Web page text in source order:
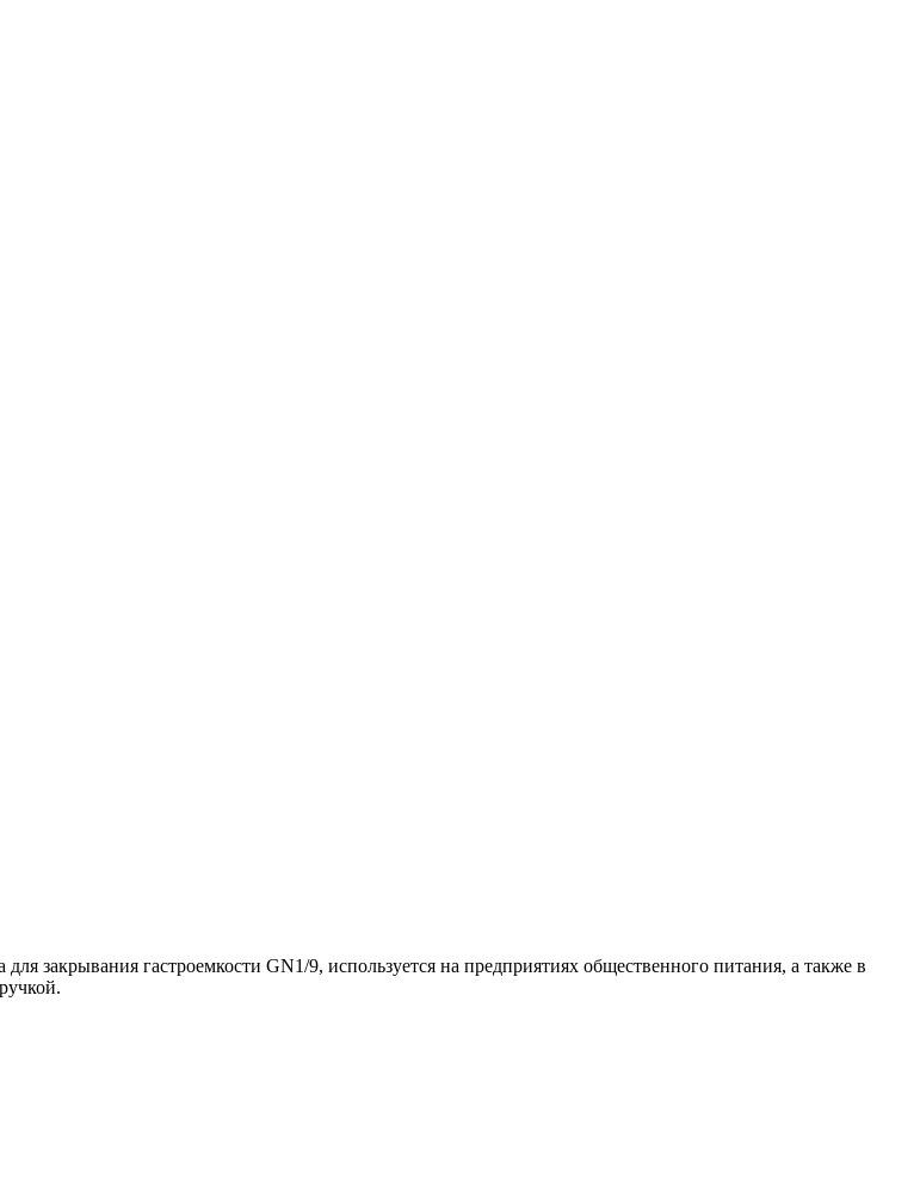
закрывания гастроемкости GN1/9, используется на предприятиях общественного питания, а также в